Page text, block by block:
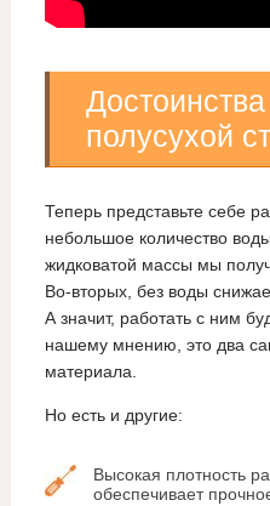
полусухой
Теперь представьте себе
небольшое количество
жидковатой массы мы
Во-вторых, без воды
А значит, работать с ним
нашему мнению, это два
материала.
Но есть и другие:
Высокая плотность
обеспечивает